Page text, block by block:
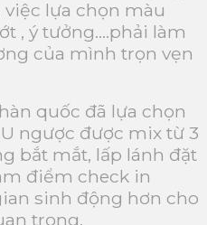
lựa chọn màu
, ý tưởng….phải làm
của mình trọn vẹn
quốc đã lựa chọn
ngược được mix từ 3
bắt mắt, lấp lánh đặt
điểm check in
sinh động hơn cho
trọng.